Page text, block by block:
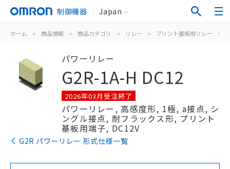
制御機器 Japan
ホーム > 商品情報 > 商品カテゴリ > リレー > プリント基板用リレー >
パワーリレー
G2R-1A-H DC12
2026年03月受注終了
パワーリレー, 高感度形, 1極, a接点, シ
ングル接点, 耐フラックス形, プリント
基板用端子, DC12V
G2R パワーリレー 形式仕様一覧